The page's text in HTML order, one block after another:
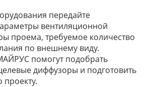
передайте
вентиляционной
проема, требуемое количество
по внешнему виду.
помогут подобрать
диффузоры и подготовить